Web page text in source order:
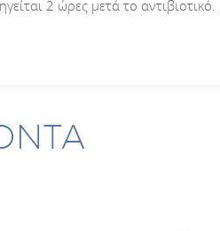
2 ώρες μετά το αντιβιοτικό.